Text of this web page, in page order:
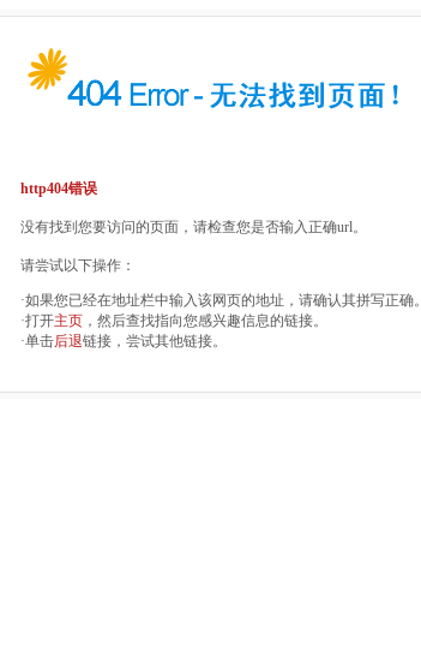
http404错误
没有找到您要访问的页面，请检查您是否输入正确url。
请尝试以下操作：
·如果您已经在地址栏中输入该网页的地址，请确认其拼写正确。
·打开主页 ，然后查找指向您感兴趣信息的链接。
·单击后退链接，尝试其他链接。